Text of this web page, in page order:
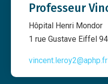
Professeur
Hôpital Henri Mondor
1 rue Gustave Eiffel
vincent.leroy2@aphp.fr